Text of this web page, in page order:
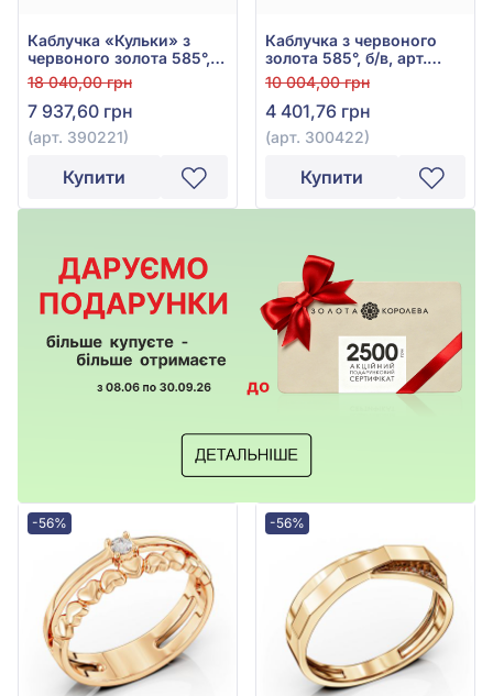
Каблучка «Кульки» з
червоного золота 585°,
арт. 390221
18 040,00 грн
7 937,60 грн
(арт. 390221)
Купити
Каблучка з червоного
золота 585°, б/в, арт.
300422
10 004,00 грн
4 401,76 грн
(арт. 300422)
Купити
-56% -56%